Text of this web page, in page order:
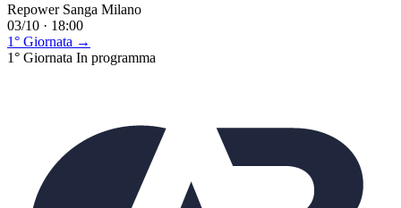
Repower Sanga Milano
03/10 · 18:00
1° Giornata →
1° Giornata In programma